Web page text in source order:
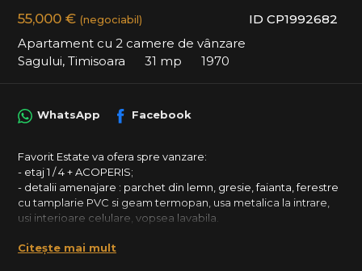
ID CP1992682
55,000 € (negociabil)
Apartament cu 2 camere de vânzare
Sagului, Timisoara
31 mp 1970
WhatsApp Facebook
Favorit Estate va ofera spre vanzare:
- etaj 1 / 4 + ACOPERIS;
- detalii amenajare : parchet din lemn, gresie, faianta, ferestre
cu tamplarie PVC si geam termopan, usa metalica la intrare,
usi interioare celulare, vopsea lavabila.
*Pretul solicitat de proprietar este 56.000 Eur.
Citește mai mult